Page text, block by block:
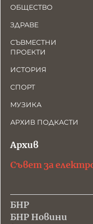
ОБЩЕСТВО
ЗДРАВЕ
СЪВМЕСТНИ
ПРОЕКТИ
ИСТОРИЯ
СПОРТ
МУЗИКА
АРХИВ ПОДКАСТИ
Архив
Съвет за
БНР
БНР Новини